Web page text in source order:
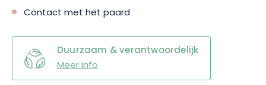
Contact met het paard
Duurzaam & verantwoordelijk
Meer info